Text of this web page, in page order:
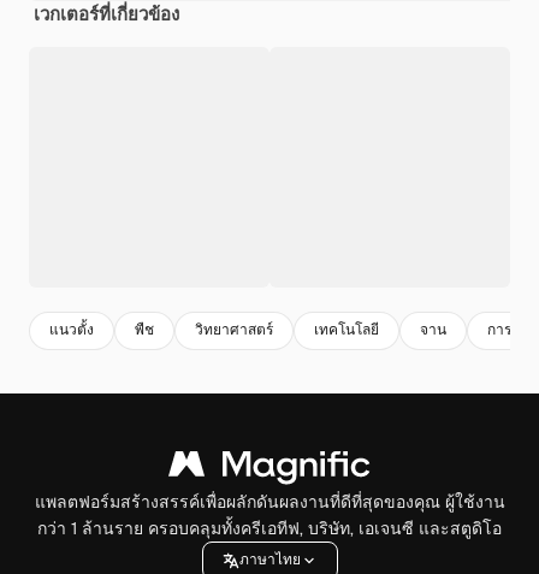
เวกเตอร์ที่เกี่ยวข้อง
แนวตั้ง พืช วิทยาศาสตร์ เทคโนโลยี จาน การวิจัย
แพลตฟอร์มสร้างสรรค์เพื่อผลักดันผลงานที่ดีที่สุดของคุณ ผู้ใช้งาน
กว่า 1 ล้านราย ครอบคลุมทั้งครีเอทีฟ, บริษัท, เอเจนซี และสตูดิโอ
ภาษาไทย